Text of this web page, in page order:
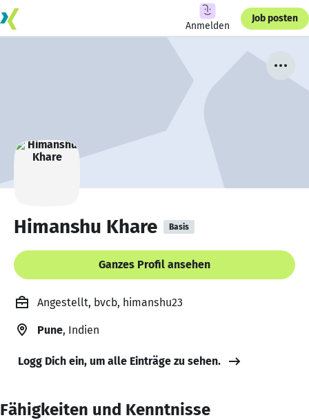
Anmelden
Job posten
Himanshu Khare Basis
Ganzes Profil ansehen
Angestellt, bvcb, himanshu23
Pune, Indien
Logg Dich ein, um alle Einträge zu sehen.
Fähigkeiten und Kenntnisse